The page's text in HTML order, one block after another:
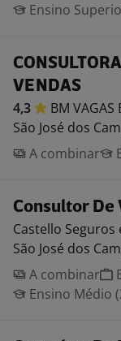
Ensino
VENDAS
4,3 BM VAGAS
São José dos
A combinar
Consultor De
Castello Seguros
São José dos
A combinar
Ensino Médio